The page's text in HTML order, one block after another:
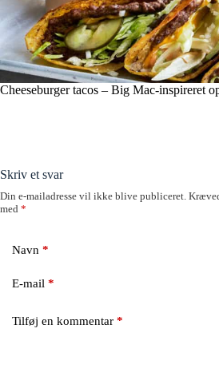
Cheeseburger tacos – Big Mac-inspireret
Skriv et svar
Din e-mailadresse vil ikke blive publiceret.
med *
Navn *
E-mail *
Tilføj en kommentar *